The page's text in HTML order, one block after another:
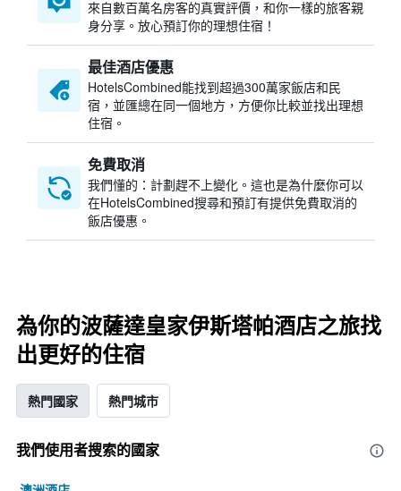
來自數百萬名房客的真實評價，和你一樣的旅客親
身分享。放心預訂你的理想住宿！
最佳酒店優惠
HotelsCombined​能找到超過300萬家飯店和民
宿，並匯總在同一個地方，方便你比較並找出理想
住宿。
免費取消
我們懂的：計劃趕不上變化。這也是為什麼你可以
在HotelsCombined搜尋和預訂有提供免費取消的
飯店優惠。
為你的波薩達皇家伊斯塔帕酒店之旅找
出更好的住宿
熱門國家 熱門城市
我們使用者搜索的國家